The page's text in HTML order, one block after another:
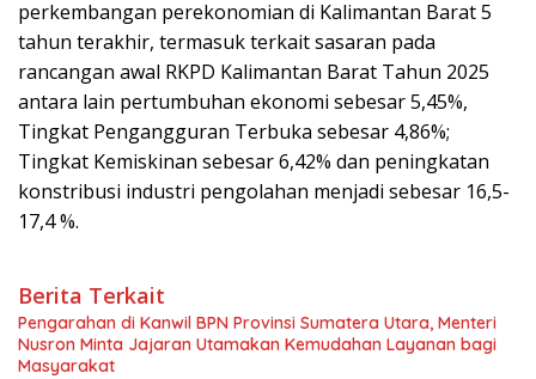
perkembangan perekonomian di Kalimantan Barat 5
tahun terakhir, termasuk terkait sasaran pada
rancangan awal RKPD Kalimantan Barat Tahun 2025
antara lain pertumbuhan ekonomi sebesar 5,45%,
Tingkat Pengangguran Terbuka sebesar 4,86%;
Tingkat Kemiskinan sebesar 6,42% dan peningkatan
konstribusi industri pengolahan menjadi sebesar 16,5-
17,4 %.
Berita Terkait
Pengarahan di Kanwil BPN Provinsi Sumatera Utara, Menteri
Nusron Minta Jajaran Utamakan Kemudahan Layanan bagi
Masyarakat